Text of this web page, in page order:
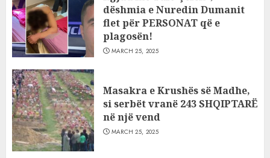
dëshmia e Nuredin Dumanit
flet për PERSONAT që e
plagosën!
MARCH 25, 2025
Masakra e Krushës së Madhe,
si serbët vranë 243 SHQIPTARË
në një vend
MARCH 25, 2025